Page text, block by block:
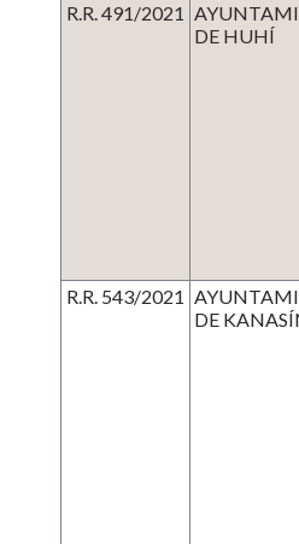
R.R. 491/2021
DE HUHÍ
R.R. 543/2021
DE